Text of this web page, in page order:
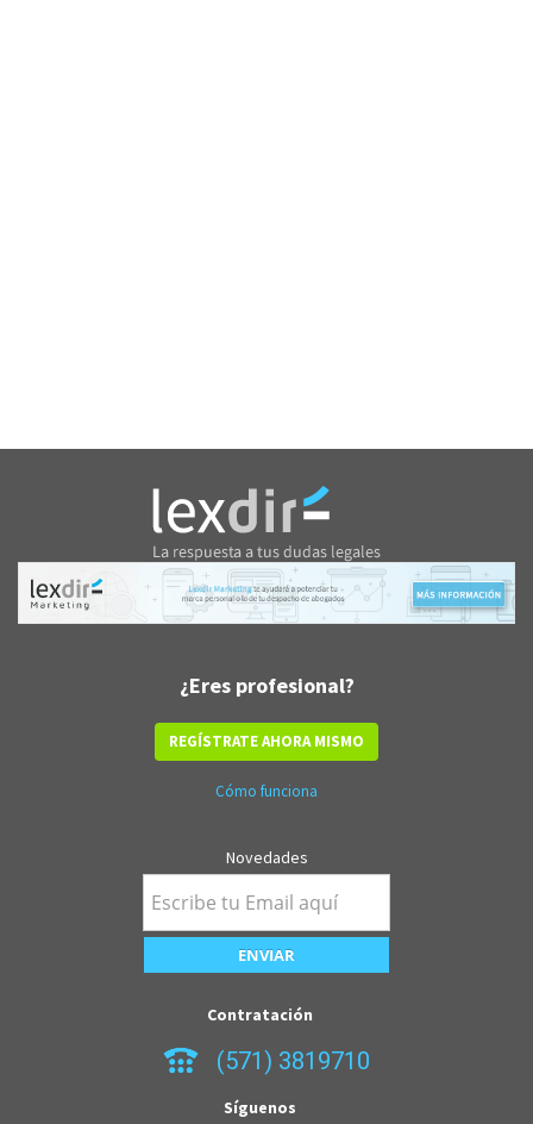
¿Eres profesional?
REGÍSTRATE AHORA MISMO
Cómo funciona
Novedades
Contratación
(571) 3819710
Síguenos